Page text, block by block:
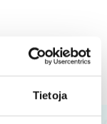
Tietoja